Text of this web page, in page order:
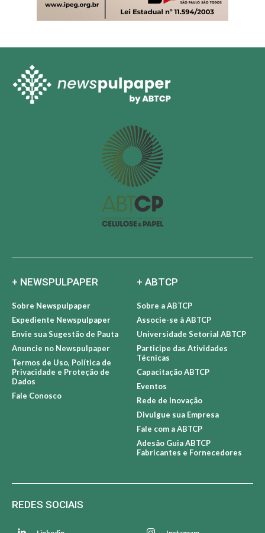
+ NEWSPULPAPER
Sobre Newspulpaper
Expediente Newspulpaper
Envie sua Sugestão de Pauta
Anuncie no Newspulpaper
Termos de Uso, Política de
Privacidade e Proteção de
Dados
Fale Conosco
+ ABTCP
Sobre a ABTCP
Associe-se à ABTCP
Universidade Setorial ABTCP
Participe das Atividades
Técnicas
Capacitação ABTCP
Eventos
Rede de Inovação
Divulgue sua Empresa
Fale com a ABTCP
Adesão Guia ABTCP
Fabricantes e Fornecedores
REDES SOCIAIS